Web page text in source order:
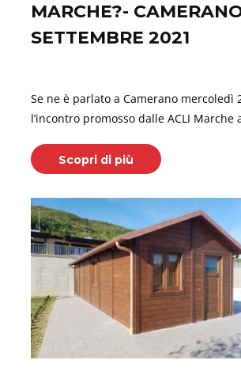
MARCHE?-
SETTEMBRE 2021
Se ne è parlato a Camerano mercoledì
l’incontro promosso dalle ACLI Marche
Scopri di più